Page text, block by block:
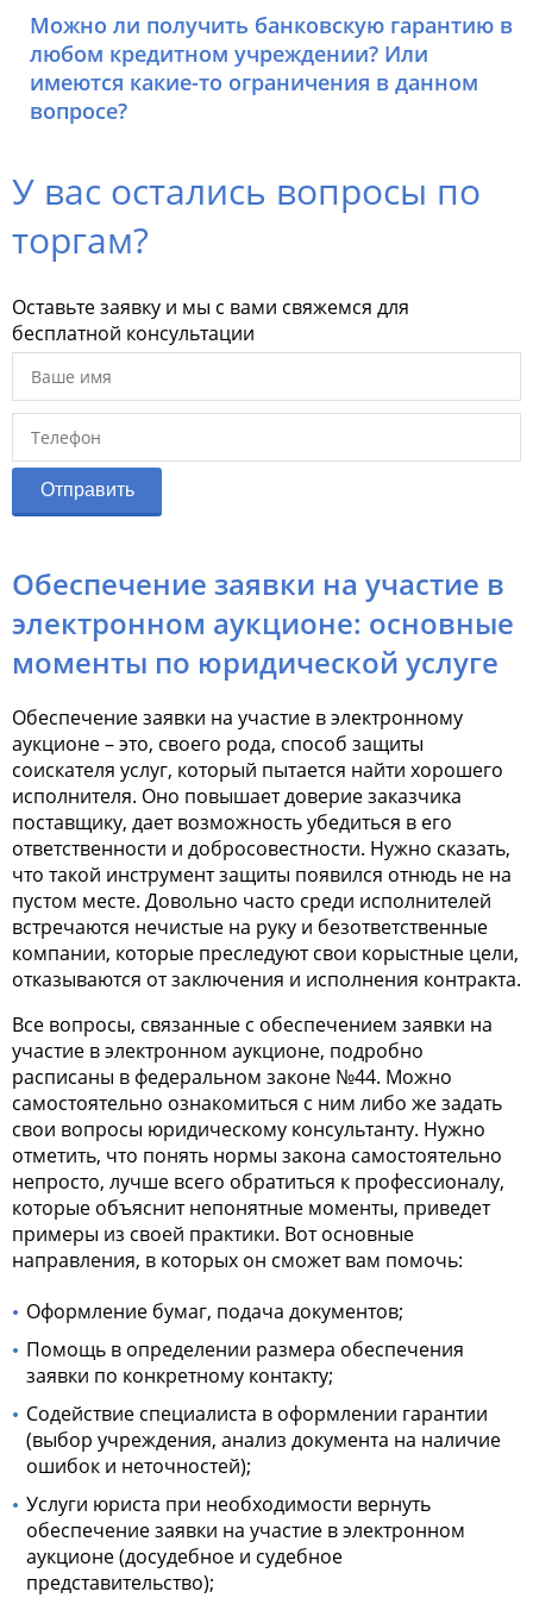
Можно ли получить банковскую гарантию в
любом кредитном учреждении? Или
имеются какие-то ограничения в данном
вопросе?
У вас остались вопросы по
торгам?
Оставьте заявку и мы с вами свяжемся для
бесплатной консультации
Обеспечение заявки на участие в
электронном аукционе: основные
моменты по юридической услуге
Обеспечение заявки на участие в электронному
аукционе– это, своего рода, способ защиты
соискателя услуг, который пытается найти хорошего
исполнителя. Оно повышает доверие заказчика
поставщику, дает возможность убедиться в его
ответственности и добросовестности. Нужно сказать,
что такой инструмент защиты появился отнюдь не на
пустом месте. Довольно часто среди исполнителей
встречаются нечистые на руку и безответственные
компании, которые преследуют свои корыстные цели,
отказываются от заключения и исполнения контракта.
Все вопросы, связанные с обеспечением заявки на
участие в электронном аукционе, подробно
расписаны в федеральном законе №44. Можно
самостоятельно ознакомиться с ним либо же задать
свои вопросы юридическому консультанту. Нужно
отметить, что понять нормы закона самостоятельно
непросто, лучше всего обратиться к профессионалу,
которые объяснит непонятные моменты, приведет
примеры из своей практики. Вот основные
направления, в которых он сможет вам помочь:
Оформление бумаг, подача документов;
Помощь в определении размера обеспечения
заявки по конкретному контакту;
Содействие специалиста в оформлении гарантии
(выбор учреждения, анализ документа на наличие
ошибок и неточностей);
Услуги юриста при необходимости вернуть
обеспечение заявки на участие в электронном
аукционе(досудебное и судебное
представительство);